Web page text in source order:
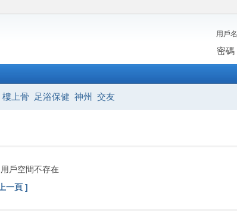
用戶名
密碼
樓上骨 足浴保健 神州 交友
戶空間不存在
一頁 ]